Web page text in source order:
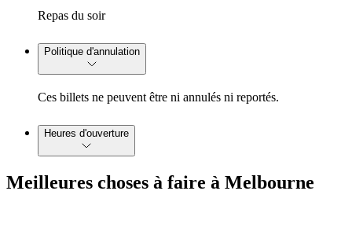
Repas du soir
Politique d'annulation
Ces billets ne peuvent être ni annulés ni reportés.
Heures d'ouverture
Meilleures choses à faire à Melbourne